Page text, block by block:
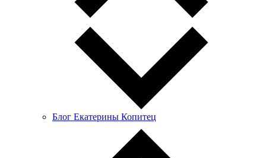
Блог Екатерины Копитец